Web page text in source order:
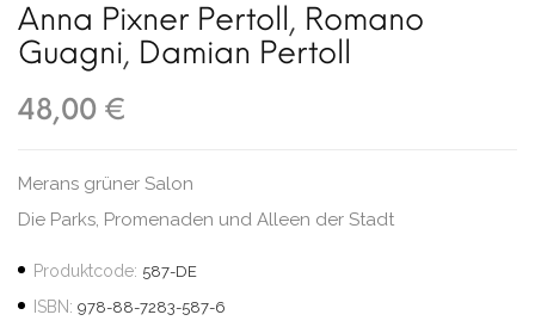
Anna Pixner Pertoll , Romano
Guagni, Damian Pertoll
48,00 €
Merans grüner Salon
Die Parks, Promenaden und Alleen der Stadt
Produktcode: 587-DE
ISBN: 978-88-7283-587-6